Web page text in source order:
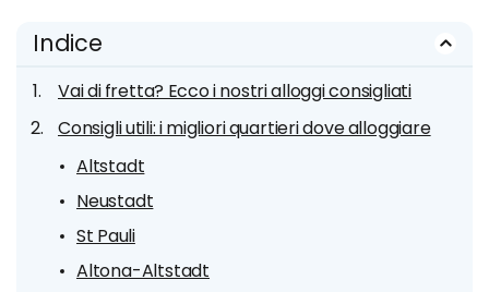
Indice
Vai di fretta? Ecco i nostri alloggi consigliati
Consigli utili: i migliori quartieri dove alloggiare
Altstadt
Neustadt
St Pauli
Altona-Altstadt